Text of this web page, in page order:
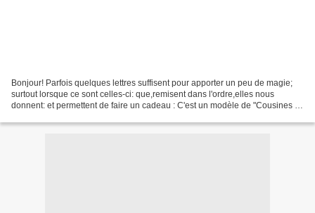
Bonjour! Parfois quelques lettres suffisent pour apporter un peu de magie;
surtout lorsque ce sont celles-ci: que,remisent dans l'ordre,elles nous
donnent: et permettent de faire un cadeau : C'est un modèle de "Cousines et